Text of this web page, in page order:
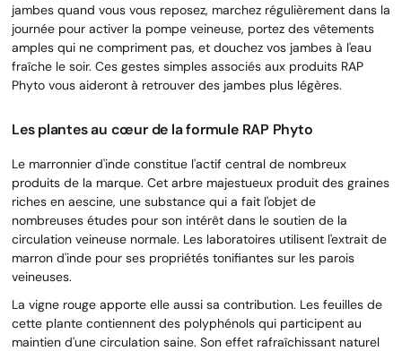
jambes quand vous vous reposez, marchez régulièrement dans la
journée pour activer la pompe veineuse, portez des vêtements
amples qui ne compriment pas, et douchez vos jambes à l'eau
fraîche le soir. Ces gestes simples associés aux produits RAP
Phyto vous aideront à retrouver des jambes plus légères.
Les plantes au cœur de la formule RAP Phyto
Le marronnier d'inde constitue l'actif central de nombreux
produits de la marque. Cet arbre majestueux produit des graines
riches en aescine, une substance qui a fait l'objet de
nombreuses études pour son intérêt dans le soutien de la
circulation veineuse normale. Les laboratoires utilisent l'extrait de
marron d'inde pour ses propriétés tonifiantes sur les parois
veineuses.
La vigne rouge apporte elle aussi sa contribution. Les feuilles de
cette plante contiennent des polyphénols qui participent au
maintien d'une circulation saine. Son effet rafraîchissant naturel